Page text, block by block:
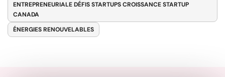
ENTREPRENEURIALE DÉFIS STARTUPS CROISSANCE STARTUP
CANADA
ÉNERGIES RENOUVELABLES